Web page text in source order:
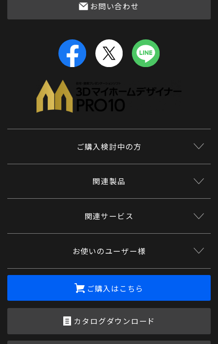
お問い合わせ
ご購入検討中の方
関連製品
関連サービス
お使いのユーザー様
ご購入はこちら
カタログダウンロード